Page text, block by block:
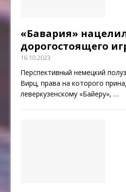
«Бавария»
дорогостоящего
16.10.2023
Перспективный немецкий
Вирц, права на которого
леверкузенскому «Байеру»,…